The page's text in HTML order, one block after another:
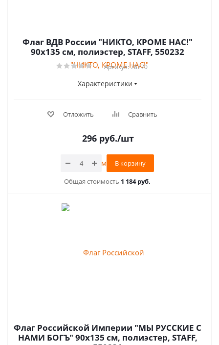
Флаг ВДВ России "НИКТО, КРОМЕ НАС!"
90х135 см, полиэстер, STAFF, 550232
Артикул: 78770
Характеристики
Отложить Сравнить
296руб./шт
В корзину
Общая стоимость 1 184 руб.
Флаг Российской Империи "МЫ РУССКИЕ С
НАМИ БОГЪ" 90х135 см, полиэстер, STAFF,